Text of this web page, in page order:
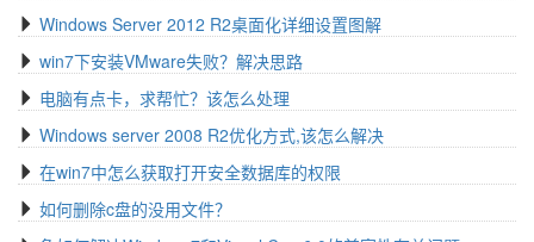
Windows Server 2012 R2桌面化详细设置图解
win7下安装VMware失败？解决思路
电脑有点卡，求帮忙？该怎么处理
Windows server 2008 R2优化方式,该怎么解决
在win7中怎么获取打开安全数据库的权限
如何删除c盘的没用文件？